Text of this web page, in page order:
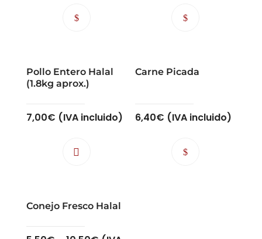
Pollo Entero Halal
(1.8kg aprox.)
7,00€ (IVA incluido)
Carne Picada
6,40€ (IVA incluido)
Conejo Fresco Halal